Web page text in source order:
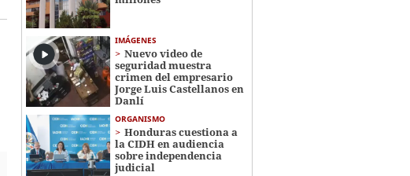
IMÁGENES
Nuevo video de
seguridad muestra
crimen del empresario
Jorge Luis Castellanos en
Danlí
ORGANISMO
Honduras cuestiona a
la CIDH en audiencia
sobre independencia
judicial